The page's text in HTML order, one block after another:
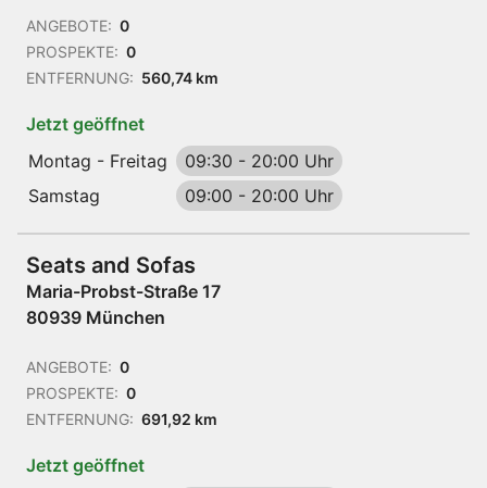
ANGEBOTE: 0
PROSPEKTE: 0
ENTFERNUNG: 560,74 km
Jetzt geöffnet
Montag - Freitag
09:30 - 20:00 Uhr
Samstag
09:00 - 20:00 Uhr
Seats and Sofas
Maria-Probst-Straße 17
80939 München
ANGEBOTE: 0
PROSPEKTE: 0
ENTFERNUNG: 691,92 km
Jetzt geöffnet